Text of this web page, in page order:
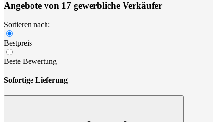
Angebote von 17 gewerbliche Verkäufer
Sortieren nach:
Bestpreis
Beste Bewertung
Sofortige Lieferung